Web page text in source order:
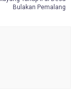
Bulakan Pemalang